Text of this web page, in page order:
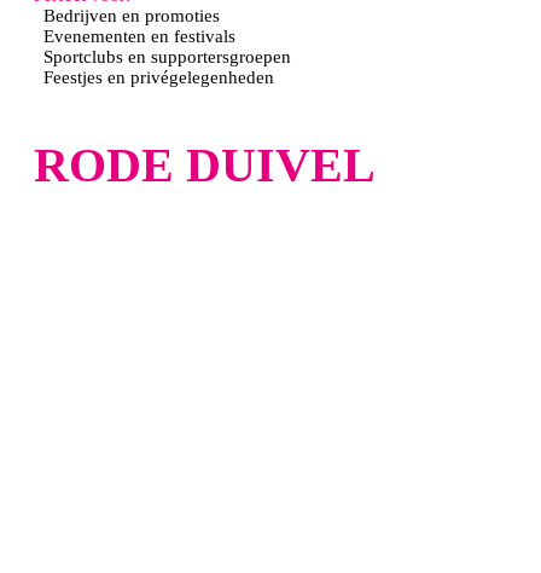
Bedrijven en promoties
Evenementen en festivals
Sportclubs en supportersgroepen
Feestjes en privégelegenheden
RODE DUIVEL